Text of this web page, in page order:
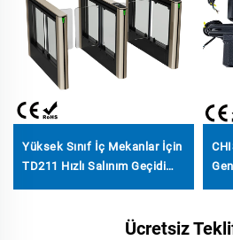
Yüksek Sınıf İç Mekanlar İçin
TD211 Hızlı Salınım Geçidi
Kasa Alüminyum AlaşımÜcretsiz